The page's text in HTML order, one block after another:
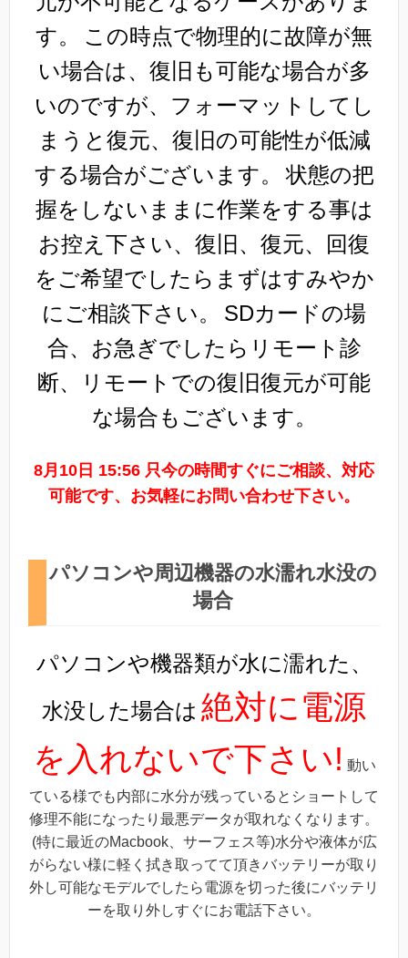
す。
この時点で物理的に故障が無
い場合は、復旧も可能な場合が多
いのですが、フォーマットしてし
まうと復元、復旧の可能性が低減
する場合がございます。
状態の把
握をしないままに作業をする事は
お控え下さい、復旧、復元、回復
をご希望でしたらまずはすみやか
にご相談下さい。
SDカードの場
合、お急ぎでしたらリモート診
断、リモートでの復旧復元が可能
な場合もございます。
8月10日 15:56 只今の時間すぐにご相談、対応
可能です、お気軽にお問い合わせ下さい。
パソコンや周辺機器の水濡れ水没の
場合
パソコンや機器類が水に濡れた、
水没した場合は 絶対に電源
を入れないで下さい! 動い
ている様でも内部に水分が残っているとショートして
修理不能になったり最悪データが取れなくなります。
(特に最近のMacbook、サーフェス等)水分や液体が広
がらない様に軽く拭き取ってて頂きバッテリーが取り
外し可能なモデルでしたら電源を切った後にバッテリ
ーを取り外しすぐにお電話下さい。